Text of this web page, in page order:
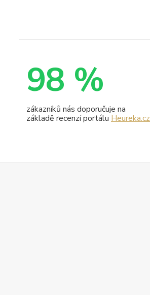
98 %
zákazníků nás doporučuje na
základě recenzí portálu Heureka.cz